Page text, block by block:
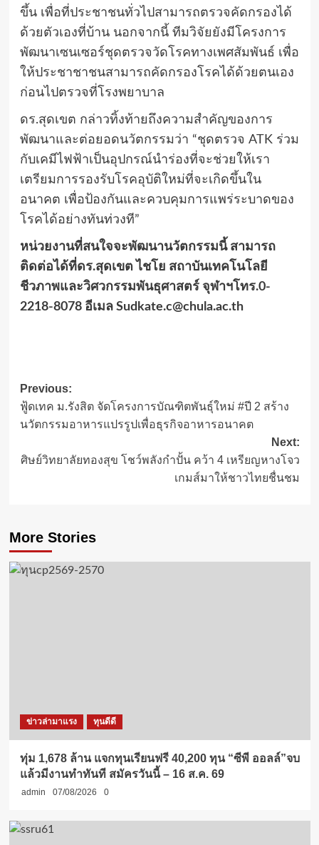
ขึ้น เพื่อที่ประชาชนทั่วไปสามารถตรวจคัดกรองได้
ด้วยตัวเองที่บ้าน นอกจากนี้ ทีมวิจัยยังมีโครงการ
พัฒนาเซนเซอร์ชุดตรวจวัดโรคทางเพศสัมพันธ์ เพื่อ
ให้ประชาชาชนสามารถคัดกรองโรคได้ด้วยตนเอง
ก่อนไปตรวจที่โรงพยาบาล
ดร.สุดเขต กล่าวทิ้งท้ายถึงความสำคัญของการ
พัฒนาและต่อยอดนวัตกรรมว่า “ชุดตรวจ ATK ร่วม
กับเคมีไฟฟ้าเป็นอุปกรณ์นำร่องที่จะช่วยให้เรา
เตรียมการรองรับโรคอุบัติใหม่ที่จะเกิดขึ้นใน
อนาคต เพื่อป้องกันและควบคุมการแพร่ระบาดของ
โรคได้อย่างทันท่วงที”
หน่วยงานที่สนใจจะพัฒนานวัตกรรมนี้ สามารถ
ติดต่อได้ที่ดร.สุดเขต ไชโย สถาบันเทคโนโลยี
ชีวภาพและวิศวกรรมพันธุศาสตร์ จุฬาฯโทร.0-
2218-8078 อีเมล Sudkate.c@chula.ac.th
Post
navigation
Previous:
ฟู้ดเทค ม.รังสิต จัดโครงการบัณฑิตพันธุ์ใหม่ #ปี 2 สร้าง
นวัตกรรมอาหารแปรรูปเพื่อธุรกิจอาหารอนาคต
Next:
ศิษย์วิทยาลัยทองสุข โชว์พลังกำปั้น คว้า 4 เหรียญหางโจว
เกมส์มาให้ชาวไทยชื่นชม
More Stories
ข่าวล่ามาแรง ทุนดีดี
ทุ่ม 1,678 ล้าน แจกทุนเรียนฟรี 40,200 ทุน “ซีพี ออลล์”จบ
แล้วมีงานทำทันที สมัครวันนี้ – 16 ส.ค. 69
admin 07/08/2026 0